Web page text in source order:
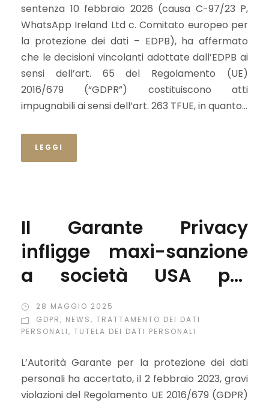
sentenza 10 febbraio 2026 (causa C-97/23 P,
WhatsApp Ireland Ltd c. Comitato europeo per
la protezione dei dati – EDPB), ha affermato
che le decisioni vincolanti adottate dall’EDPB ai
sensi dell’art. 65 del Regolamento (UE)
2016/679 (“GDPR”) costituiscono atti
impugnabili ai sensi dell’art. 263 TFUE, in quanto...
LEGGI
Il Garante Privacy
infligge maxi-sanzione
a società USA per
violazioni del GDPR su
chatbot AI
28 MAGGIO 2025
GDPR, NEWS, TRATTAMENTO DEI DATI
PERSONALI, TUTELA DEI DATI PERSONALI
L’Autorità Garante per la protezione dei dati
personali ha accertato, il 2 febbraio 2023, gravi
violazioni del Regolamento UE 2016/679 (GDPR)